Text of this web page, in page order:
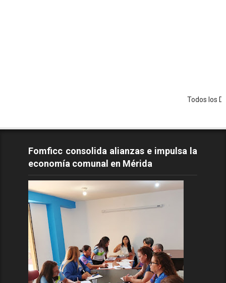
Todos los Derechos
Fomficc consolida alianzas e impulsa la
economía comunal en Mérida